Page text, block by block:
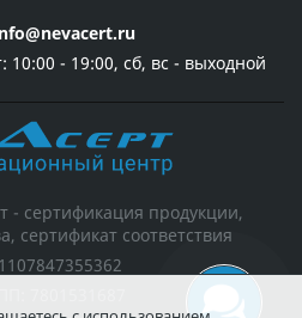
10:00 - 19:00, сб, вс - выходной
- сертификация продукции,
сертификат соответствия